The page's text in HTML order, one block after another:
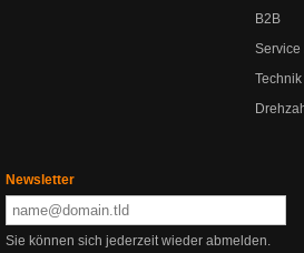
B2B
Service
Newsletter
Sie können sich jederzeit wieder abmelden.